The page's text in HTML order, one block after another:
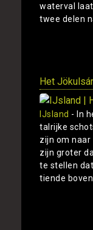
waterval
twee delen
Het
IJsland - In
talrijke
zijn om naar
zijn groter
te stellen
tiende